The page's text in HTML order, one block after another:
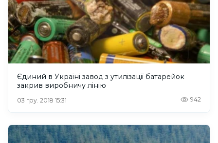
Єдиний в Україні завод з утилізації батарейок
закрив виробничу лінію
03 гру. 2018 15:31 942